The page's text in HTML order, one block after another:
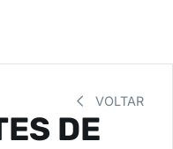
VOLTAR
DE